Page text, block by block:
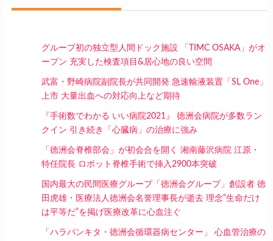
グループ初の独立型人間ドック施設 「TIMC OSAKA」がオ
ープン 充実した検査項目&居心地の良い空間
武富・野崎病院副院長が共同開発 急速輸液装置「SL One」
上市 大量出血への対応向上など期待
『手術数でわかる いい病院2021』 徳洲会病院が多数ラン
クイン 引き続き「心臓病」の治療に強み
「徳洲会脊椎部会」が初会合を開く 湘南藤沢病院 江原・
特任院長 ロボット脊椎手術で挿入2900本突破
国内最大の民間医療グループ「徳洲会グループ」創設者 徳
田虎雄・医療法人徳洲会名誉理事長が逝去 理念“生命だけ
は平等だ”を掲げ医療改革に心血注ぐ
「ハラパンキタ・徳洲会循環器病センター」 心血管治療の